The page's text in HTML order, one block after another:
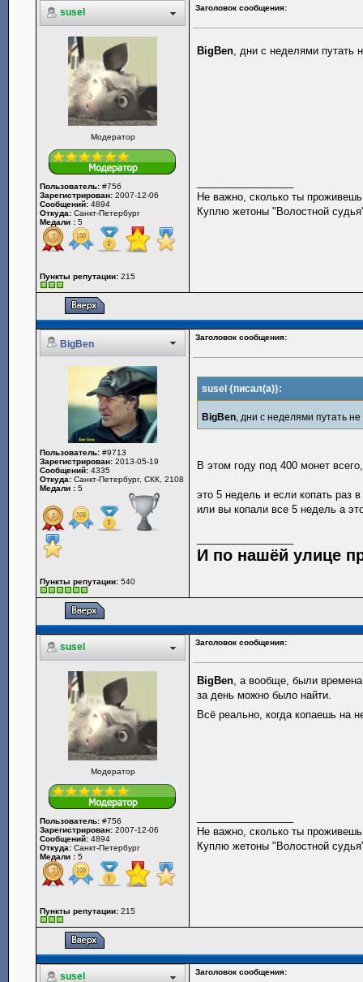
susel Заголовок сообщения:
Модератор
Пользователь: #756
Зарегистрирован: 2007-12-06
Сообщений: 4894
Откуда: Санкт-Петербург
Медали : 5
Пункты репутации: 215
BigBen, дни с неделями путать
Не важно, сколько ты
Куплю жетоны "Волостной
BigBen
Заголовок сообщения:
Пользователь: #9713
Зарегистрирован: 2013-05-19
Сообщений: 4335
Откуда: Санкт-Петербург, СКК, 2108
Медали : 5
Пункты репутации: 540
susel {писал(а)}:
BigBen , дни с неделями путать
В этом году под 400 монет
это 5 недель и если копать раз
или вы копали все 5 недель а
И по нашёй улице
susel Заголовок сообщения:
Модератор
Пользователь: #756
Зарегистрирован: 2007-12-06
Сообщений: 4894
Откуда: Санкт-Петербург
Медали : 5
Пункты репутации: 215
BigBen, а вообще, были
за день можно было найти.
Всё реально, когда копаешь на
Не важно, сколько ты
Куплю жетоны "Волостной
susel Заголовок сообщения: